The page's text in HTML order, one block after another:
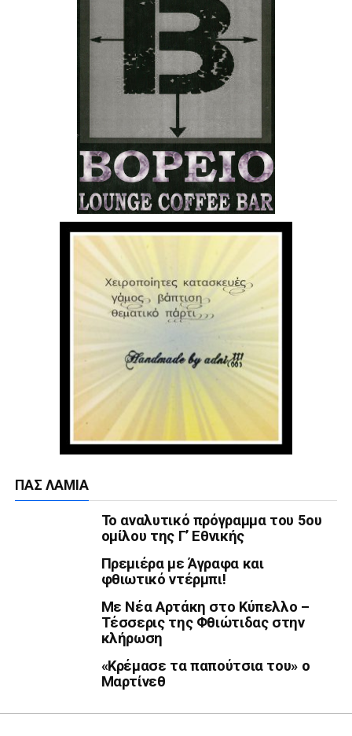
ΠΑΣ ΛΑΜΊΑ
Το αναλυτικό πρόγραμμα του 5ου
ομίλου της Γ’ Εθνικής
Πρεμιέρα με Άγραφα και
φθιωτικό ντέρμπι!
Με Νέα Αρτάκη στο Κύπελλο –
Τέσσερις της Φθιώτιδας στην
κλήρωση
«Κρέμασε τα παπούτσια του» ο
Μαρτίνεθ